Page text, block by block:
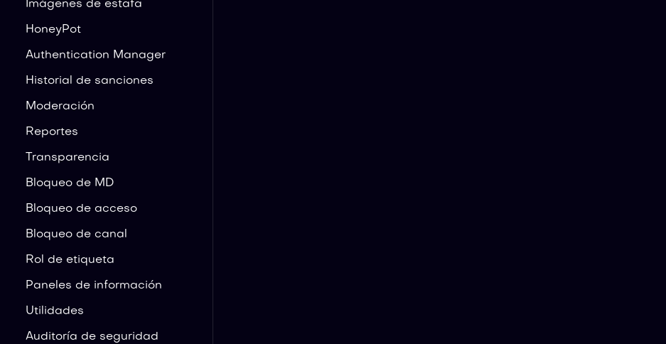
Imágenes de estafa
HoneyPot
Authentication Manager
Historial de sanciones
Moderación
Reportes
Transparencia
Bloqueo de MD
Bloqueo de acceso
Bloqueo de canal
Rol de etiqueta
Paneles de información
Utilidades
Auditoría de seguridad